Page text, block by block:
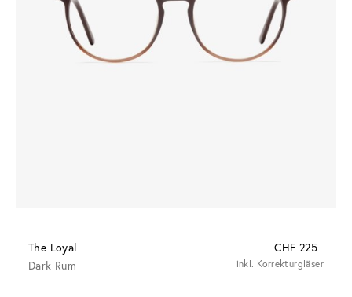
The Loyal
CHF 225
Dark Rum
inkl. Korrekturgläser